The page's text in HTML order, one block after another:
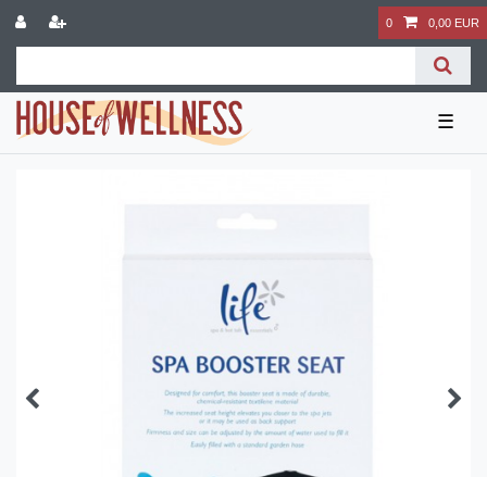
0 0,00 EUR
☰